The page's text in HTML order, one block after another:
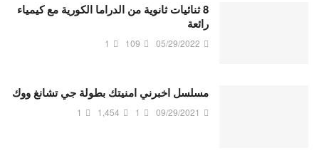
8 ثنائيات ثانوية من الدراما الكورية مع كيمياء
رائعة
05/29/2022
109
1
مسلسل اخبرني امنيتك بطولة جي تشانغ ووك
09/29/2021
1
1,454
1